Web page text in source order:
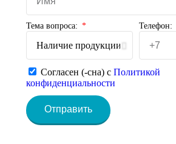
Тема вопроса: Телефон:
Согласен (-сна) с Политикой
конфиденциальности
Отправить